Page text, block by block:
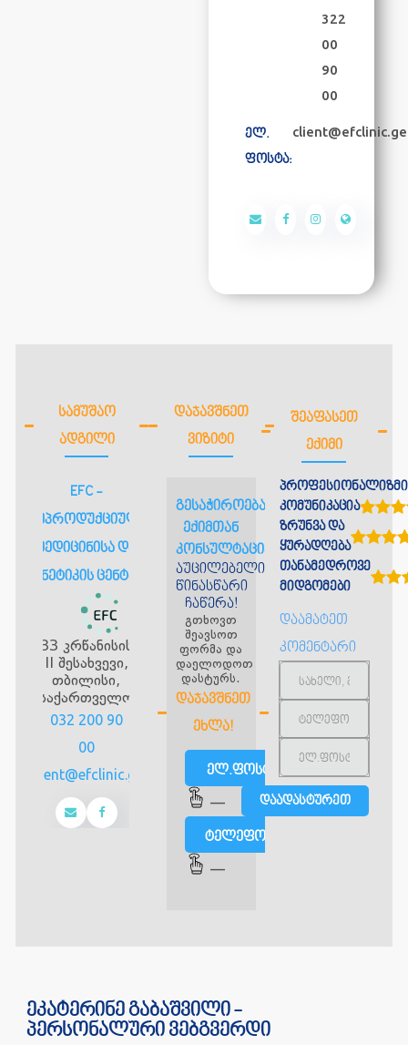
322
00
90
00
ელ.
ფოსტა:
client@efclinic.ge
ᲡᲐᲛᲣᲨᲐᲝ
ᲐᲓᲒᲘᲚᲘ
EFC -
რეპროდუქციული
მედიცინისა და
გენეტიკის ცენტრი
33 კრწანისის
II შესახვევი,
თბილისი,
საქართველო
032 200 90
00
client@efclinic.ge
ᲓᲐᲯᲐᲕᲨᲜᲔᲗ
ᲕᲘᲖᲘᲢᲘ
გესაჭიროებათ
ექიმთან
კონსულტაცია?
აუცილებელია
წინასწარი
ჩაწერა!
გთხოვთ
შეავსოთ
ფორმა და
დაელოდოთ
დასტურს.
ᲓᲐᲯᲐᲕᲨᲜᲔᲗ
ᲔᲮᲚᲐ!
ელ.ფოსტით
—
ტელეფონით
—
ᲨᲔᲐᲤᲐᲡᲔᲗ
ᲔᲥᲘᲛᲘ
პროფესიონალიზმი
კომუნიკაცია
ზრუნვა და
ყურადღება
თანამედროვე
მიდგომები
დაამატეთ
კომენტარი
ეკატერინე გაბაშვილი -
პერსონალური ვებგვერდი